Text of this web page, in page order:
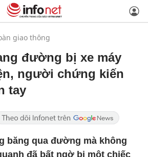
giao thông
đường bị xe máy
người chứng kiến
tay
băng qua đường mà không
đã bất ngờ bị một chiếc